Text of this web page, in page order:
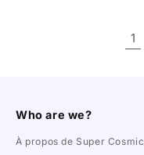
1
Who are we?
À propos de Super Cosmic